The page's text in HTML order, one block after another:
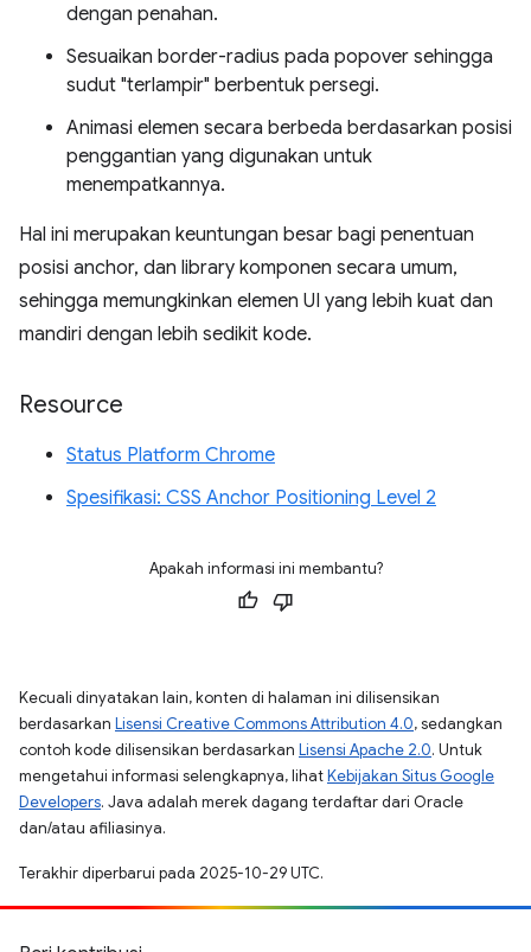
dengan penahan.
Sesuaikan border-radius pada popover sehingga
sudut "terlampir" berbentuk persegi.
Animasi elemen secara berbeda berdasarkan posisi
penggantian yang digunakan untuk
menempatkannya.
Hal ini merupakan keuntungan besar bagi penentuan
posisi anchor, dan library komponen secara umum,
sehingga memungkinkan elemen UI yang lebih kuat dan
mandiri dengan lebih sedikit kode.
Resource
Status Platform Chrome
Spesifikasi: CSS Anchor Positioning Level 2
Apakah informasi ini membantu?
Kecuali dinyatakan lain, konten di halaman ini dilisensikan
berdasarkan Lisensi Creative Commons Attribution 4.0, sedangkan
contoh kode dilisensikan berdasarkan Lisensi Apache 2.0. Untuk
mengetahui informasi selengkapnya, lihatKebijakan Situs Google
Developers. Java adalah merek dagang terdaftar dari Oracle
dan/atau afiliasinya.
Terakhir diperbarui pada 2025-10-29 UTC.